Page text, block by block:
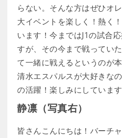
らない。そんな方はぜひオ
大イベントを楽しく！熱く
います！今まではJ1の試合
すが、その今まで戦ってい
て一緒に戦えるというのが
清水エスパルスが大好きな
の活躍！楽しみにしています
静凛（写真右）
皆さんこんにちは！バーチ